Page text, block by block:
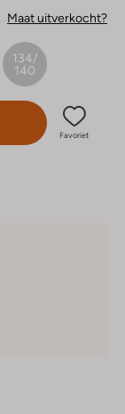
Maat uitverkocht?
134/
140
Favoriet